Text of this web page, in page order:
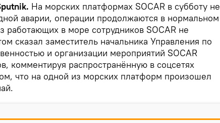
На морских платформах SOCAR в субботу не
аварии, операции продолжаются в нормальном
работающих в море сотрудников SOCAR не
сказал заместитель начальника Управления по
и организации мероприятий SOCAR
комментируя распространённую в соцсетях
что на одной из морских платформ произошел